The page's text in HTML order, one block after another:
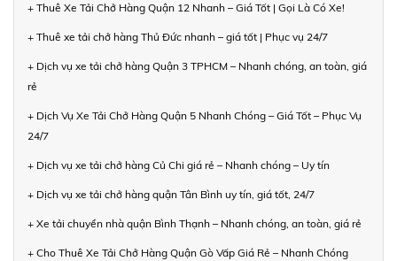
+ Thuê Xe Tải Chở Hàng Quận 12 Nhanh – Giá Tốt | Gọi Là Có Xe!
+ Thuê xe tải chở hàng Thủ Đức nhanh – giá tốt | Phục vụ 24/7
+ Dịch vụ xe tải chở hàng Quận 3 TPHCM – Nhanh chóng, an toàn, giá
rẻ
+ Dịch Vụ Xe Tải Chở Hàng Quận 5 Nhanh Chóng – Giá Tốt – Phục Vụ
24/7
+ Dịch vụ xe tải chở hàng Củ Chi giá rẻ – Nhanh chóng – Uy tín
+ Dịch vụ xe tải chở hàng quận Tân Bình uy tín, giá tốt, 24/7
+ Xe tải chuyển nhà quận Bình Thạnh – Nhanh chóng, an toàn, giá rẻ
+ Cho Thuê Xe Tải Chở Hàng Quận Gò Vấp Giá Rẻ – Nhanh Chóng